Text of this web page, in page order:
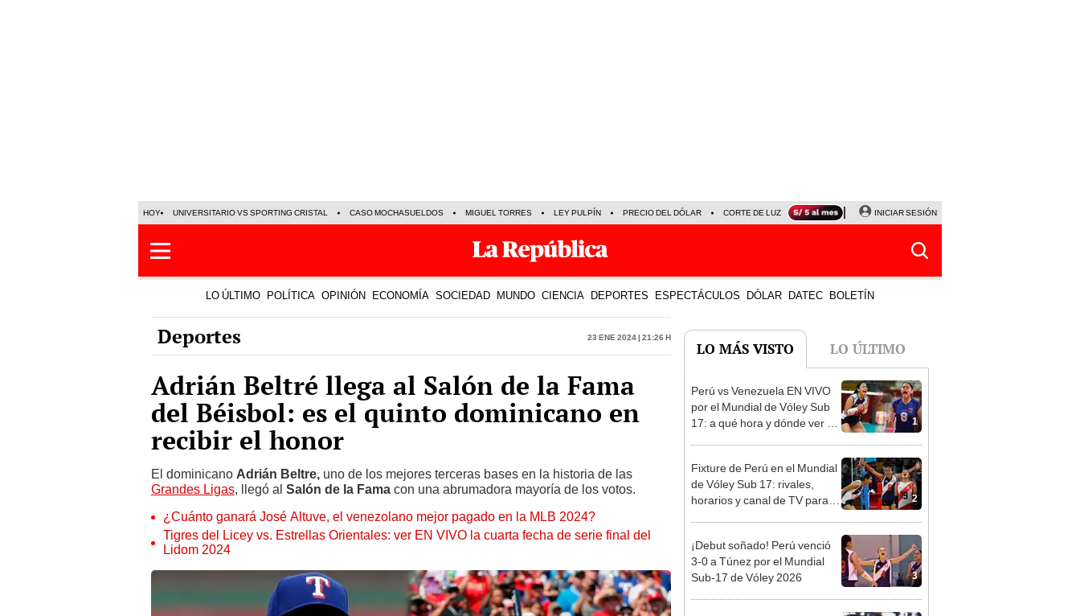
HOY UNIVERSITARIO VS SPORTING CRISTAL CASO MOCHASUELDOS MIGUEL TORRES LEY PULPÍN PRECIO DEL DÓLAR CORTE DE LUZ VIERNES 7 DE AGOSTO ALBERTO BENAVIDES
INICIAR SESIÓN
LO ÚLTIMO POLÍTICA OPINIÓN ECONOMÍA SOCIEDAD MUNDO CIENCIA DEPORTES ESPECTÁCULOS DÓLAR DATEC BOLETÍN
Deportes 23 Ene 2024 | 21:26 h
Adrián Beltré llega al Salón de la Fama
del Béisbol: es el quinto dominicano en
recibir el honor
El dominicano Adrián Beltre, uno de los mejores terceras bases en la historia de las
Grandes Ligas, llegó al Salón de la Fama con una abrumadora mayoría de los votos.
¿Cuánto ganará José Altuve, el venezolano mejor pagado en la MLB 2024?
Tigres del Licey vs. Estrellas Orientales: ver EN VIVO la cuarta fecha de serie final del
Lidom 2024
LO MÁS VISTO LO ÚLTIMO
1
Perú vs Venezuela EN VIVO
por el Mundial de Vóley Sub
17: a qué hora y dónde ver el
2
Fixture de Perú en el Mundial
de Vóley Sub 17: rivales,
horarios y canal de TV para
3
¡Debut soñado! Perú venció
3-0 a Túnez por el Mundial
Sub-17 de Vóley 2026